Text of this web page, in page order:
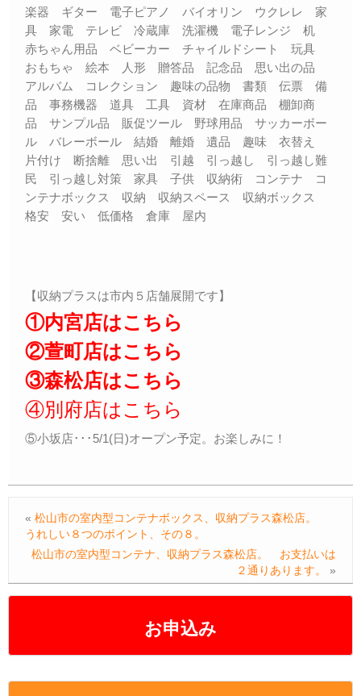
お申込み
楽器 ギター 電子ピアノ バイオリン ウクレレ 家
具 家電 テレビ 冷蔵庫 洗濯機 電子レンジ 机
赤ちゃん用品 ベビーカー チャイルドシート 玩具
おもちゃ 絵本 人形 贈答品 記念品 思い出の品
アルバム コレクション 趣味の品物 書類 伝票 備
品 事務機器 道具 工具 資材 在庫商品 棚卸商
品 サンプル品 販促ツール 野球用品 サッカーボー
ル バレーボール 結婚 離婚 遺品 趣味 衣替え
片付け 断捨離 思い出 引越 引っ越し 引っ越し難
民 引っ越し対策 家具 子供 収納術 コンテナ コ
ンテナボックス 収納 収納スペース 収納ボックス
格安 安い 低価格 倉庫 屋内
【収納プラスは市内５店舗展開です】
①内宮店はこちら
②萱町店はこちら
③森松店はこちら
④別府店はこちら
⑤小坂店･･･5/1(日)オープン予定。お楽しみに！
« 松山市の室内型コンテナボックス、収納プラス森松店。
うれしい８つのポイント、その８。
松山市の室内型コンテナ、収納プラス森松店。 お支払いは
２通りあります。
»